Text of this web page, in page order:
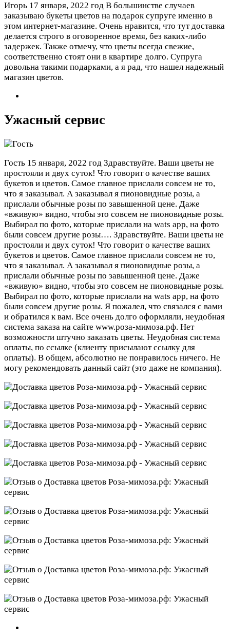
Игорь 17 января, 2022 год В большинстве случаев
заказываю букеты цветов на подарок супруге именно в
этом интернет-магазине. Очень нравится, что тут доставка
делается строго в оговоренное время, без каких-либо
задержек. Также отмечу, что цветы всегда свежие,
соответственно стоят они в квартире долго. Супруга
довольна такими подарками, а я рад, что нашел надежный
магазин цветов.
Ужасный сервис
Гость 15 января, 2022 год Здравствуйте. Ваши цветы не
простояли и двух суток! Что говорит о качестве ваших
букетов и цветов. Самое главное прислали совсем не то,
что я заказывал. А заказывал я пионовидные розы, а
прислали обычные розы по завышенной цене. Даже
«вживую» видно, чтобы это совсем не пионовидные розы.
Выбирал по фото, которые прислали на wats app, на фото
были совсем другие розы…. Здравствуйте. Ваши цветы не
простояли и двух суток! Что говорит о качестве ваших
букетов и цветов. Самое главное прислали совсем не то,
что я заказывал. А заказывал я пионовидные розы, а
прислали обычные розы по завышенной цене. Даже
«вживую» видно, чтобы это совсем не пионовидные розы.
Выбирал по фото, которые прислали на wats app, на фото
были совсем другие розы. Я пожалел, что связался с вами
и обратился к вам. Все очень долго оформляли, неудобная
система заказа на сайте www.роза-мимоза.рф. Нет
возможности штучно заказать цветы. Неудобная система
оплаты, по ссылке (клиенту присылают ссылку для
оплаты). В общем, абсолютно не понравилось ничего. Не
могу рекомендовать данный сайт (это даже не компания).